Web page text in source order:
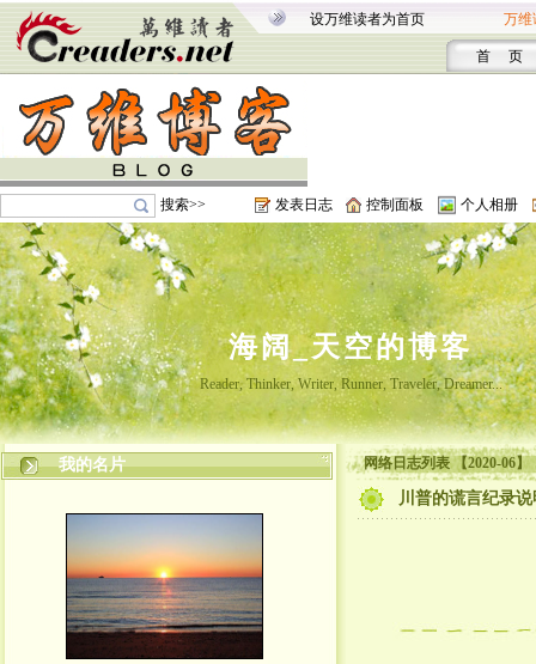
设万维读者为首页 万维
首 页
搜索>> 发表日志 控制面板 个人相册
海阔_天空的博客
Reader, Thinker, Writer, Runner, Traveler, Dreamer...
我的名片 网络日志列表 【2020-06】
川普的谎言纪录